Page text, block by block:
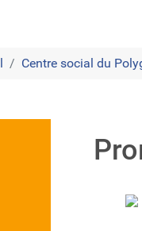
Centre social du